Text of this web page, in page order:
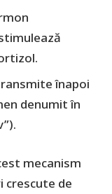
.
înapoi
denumit în
mecanism
crescute de